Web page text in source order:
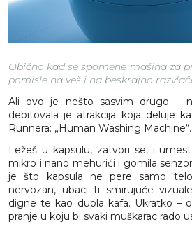
Obično kad se spomene mašina za
pomisle na veš i na beskrajno
Ali ovo je nešto sasvim drugo –
debitovala je atrakcija koja deluje
Runnera: „Human Washing Machine“.
Ležeš u kapsulu, zatvori se, i
mikro i nano mehurići i gomila
je što kapsula ne pere samo
nervozan, ubaci ti smirujuće
digne te kao dupla kafa. Ukratko –
pranje u koju bi svaki muškarac rado